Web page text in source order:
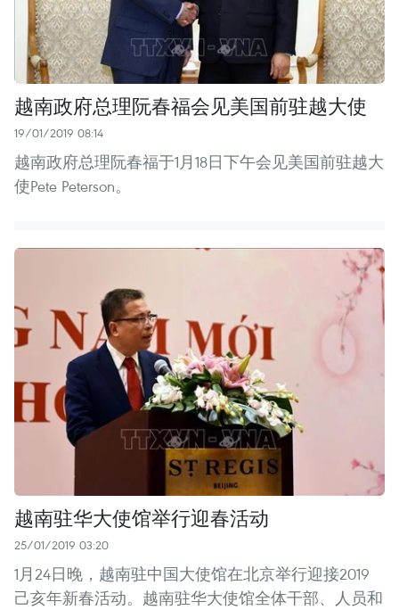
越南政府总理阮春福会见美国前驻越大使
19/01/2019 08:14
越南政府总理阮春福于1月18日下午会见美国前驻越大
使Pete Peterson。
越南驻华大使馆举行迎春活动
25/01/2019 03:20
1月24日晚，越南驻中国大使馆在北京举行迎接2019
己亥年新春活动。越南驻华大使馆全体干部、人员和